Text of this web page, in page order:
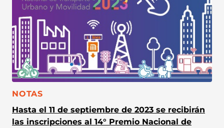
CATEGORÍA:
NOTAS
Hasta el 11 de septiembre de 2023 se recibirán
las inscripciones al 14° Premio Nacional de